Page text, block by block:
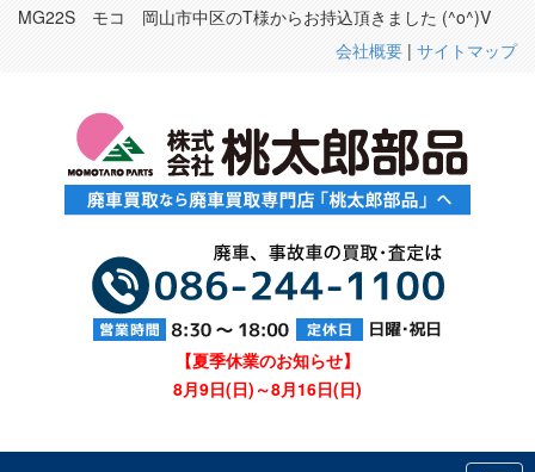
MG22S モコ 岡山市中区のT様からお持込頂きました (^o^)V
会社概要 | サイトマップ
【夏季休業のお知らせ】
8月9日(日)～8月16日(日)